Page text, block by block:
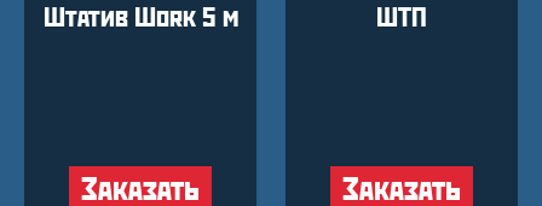
Штатив Work 5 м
Заказать
ШТП
Заказать